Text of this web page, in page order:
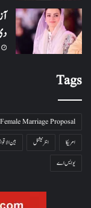
Tags
Female Marriage Proposal
امریکا
انٹرنیشنل بین
یو ایس اے